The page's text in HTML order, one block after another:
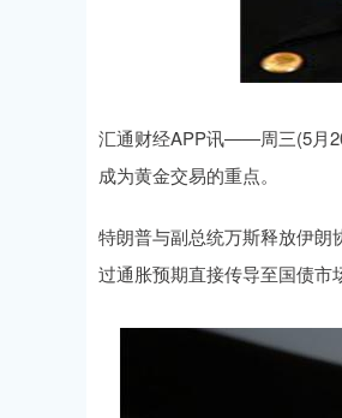
汇通财经APP讯——周三(5月
成为黄金交易的重点。
特朗普与副总统万斯释放伊朗
过通胀预期直接传导至国债市